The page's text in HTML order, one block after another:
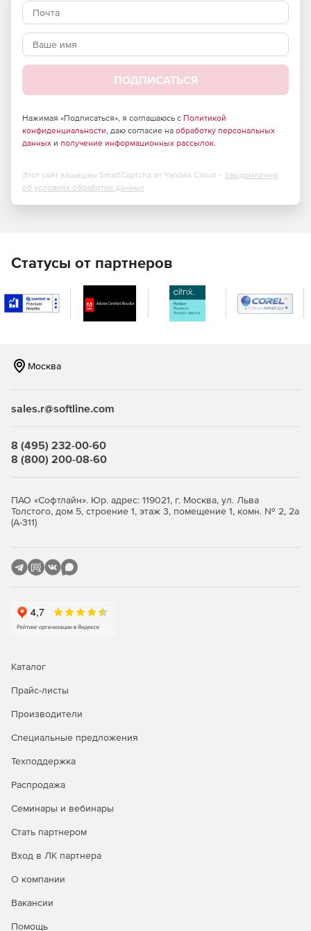
Полный набор функций и элементов управления. 120+
Безупречный пользовательский интерфейс на всех
устройствах и в браузерах.
приложений, изменив одно свойство с помощью
готовых тем для Bootstrap и веб-браузера Progress
Saas ThemeBuilder.
Современный интерфейс для чат-ботов.
ПОДПИСАТЬСЯ
Нажимая «Подписаться», я соглашаюсь с Политикой
конфиденциальности, даю согласие на обработку персональных
данных и получение информационных рассылок.
Этот сайт защищен SmartCaptcha от Yandex Cloud - Уведомление
об условиях обработки данных
Статусы от партнеров
Москва
sales.r@softline.com
8 (495) 232-00-60
8 (800) 200-08-60
ПАО «Софтлайн». Юр. адрес: 119021, г. Москва, ул. Льва
Толстого, дом 5, строение 1, этаж 3, помещение 1, комн. № 2, 2а
(А-311)
Каталог
Прайс-листы
Производители
Специальные предложения
Техподдержка
Распродажа
Семинары и вебинары
Стать партнером
Вход в ЛК партнера
О компании
Вакансии
Помощь